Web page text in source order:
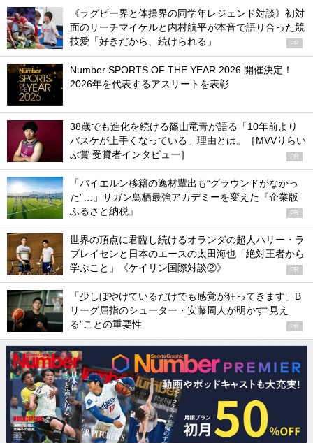
《ラグビー界と体操界の同学年レジェンド対談》初対
面のリーチマイケルと内村航平が本音で語り合った競
技愛「好きだから、続けられる」
PR
Number SPORTS OF THE YEAR 2026 開催決定！
2026年を代表するアスリートを表彰
38歳でも進化を続ける篠山竜青が語る「10年前より
バスケが上手くなっている」理由とは。［MVVりらい
ぶ賞 受賞者インタビュー］
PR
「バイエルン移籍の逸材輩出も“グラウンドがなかっ
た”…」サガン鳥栖最強アカデミーを変えた『企業版
ふるさと納税』
PR
世界の頂点に君臨し続けるオランダの超人ハリー・ラ
ブレイセンと日本のエースの太田海也「絶対王者から
学ぶこと」《ケイリン国際対談②》
PR
「少しぼやけているだけでも感覚が狂ってきます」B
リーグ屈指のシューター・安藤周人が明かす“見え
る”ことの重要性
PR